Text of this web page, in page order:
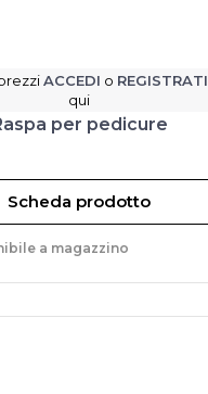
ACCEDI o REGISTRATI
qui
per pedicure
Scheda prodotto
a magazzino